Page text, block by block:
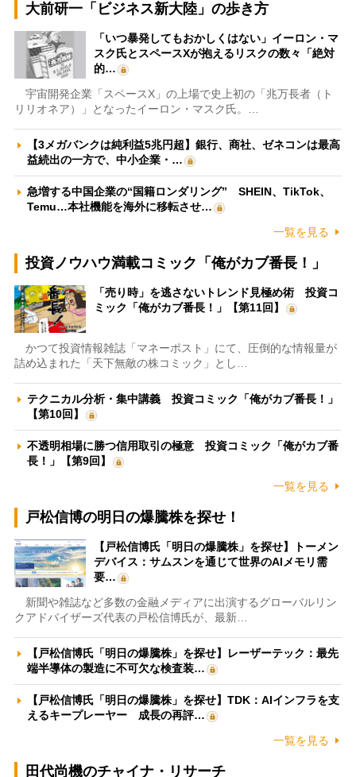
大前研一「ビジネス新大陸」の歩き方
「いつ暴発してもおかしくはない」イーロン・マ
スク氏とスペースXが抱えるリスクの数々「絶対
的…
宇宙開発企業「スペースX」の上場で史上初の「兆万長者（ト
リリオネア）」となったイーロン・マスク氏。…
【3メガバンクは純利益5兆円超】銀行、商社、ゼネコンは最高
益続出の一方で、中小企業・…
急増する中国企業の“国籍ロンダリング” SHEIN、TikTok、
Temu…本社機能を海外に移転させ…
一覧を見る
投資ノウハウ満載コミック「俺がカブ番長！」
「売り時」を逃さないトレンド見極め術 投資コ
ミック「俺がカブ番長！」【第11回】
かつて投資情報雑誌「マネーポスト」にて、圧倒的な情報量が
詰め込まれた「天下無敵の株コミック」とし…
テクニカル分析・集中講義 投資コミック「俺がカブ番長！」
【第10回】
不透明相場に勝つ信用取引の極意 投資コミック「俺がカブ番
長！」【第9回】
一覧を見る
戸松信博の明日の爆騰株を探せ！
【戸松信博氏「明日の爆騰株」を探せ】トーメン
デバイス：サムスンを通じて世界のAIメモリ需
要…
新聞や雑誌など多数の金融メディアに出演するグローバルリン
クアドバイザーズ代表の戸松信博氏が、最新…
【戸松信博氏「明日の爆騰株」を探せ】レーザーテック：最先
端半導体の製造に不可欠な検査装…
【戸松信博氏「明日の爆騰株」を探せ】TDK：AIインフラを支
えるキープレーヤー 成長の再評…
一覧を見る
田代尚機のチャイナ・リサーチ